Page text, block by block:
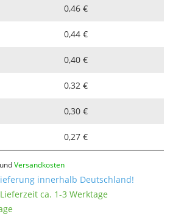
0,46 €
0,44 €
0,40 €
0,32 €
0,30 €
0,27 €
undVersandkosten
innerhalb Deutschland!
ca. 1-3 Werktage